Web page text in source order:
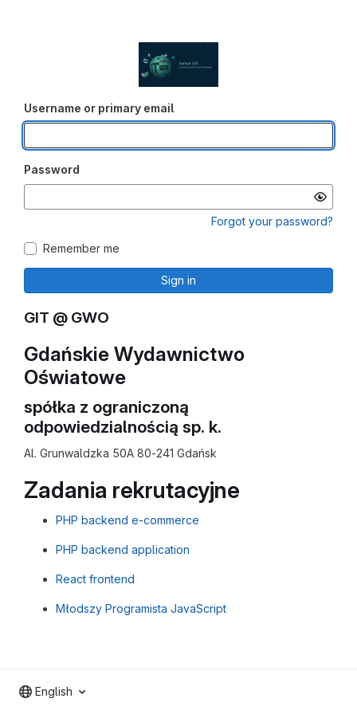
GIT @ GWO
Gdańskie Wydawnictwo
Oświatowe
spółka z ograniczoną
odpowiedzialnością sp. k.
Al. Grunwaldzka 50A 80-241 Gdańsk
Zadania rekrutacyjne
PHP backend e-commerce
PHP backend application
React frontend
Młodszy Programista JavaScript
Username or primary email
Password
Forgot your password?
Remember me
Sign in
English